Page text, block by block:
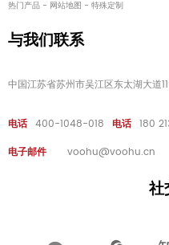
热门产品 - 网站地图 - 特殊定制
与我们联系
中国江苏省苏州市吴江区东太湖大道
电话 400-1048-018 电话 180
电子邮件
voohu@voohu.cn
社